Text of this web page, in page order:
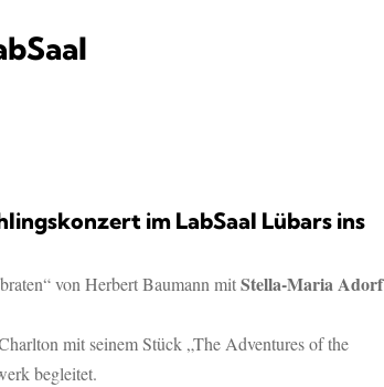
im LabSaal Lübars ins
von Herbert Baumann mitStella-Maria Adorf
mit seinem Stück „The Adventures of the
begleitet.